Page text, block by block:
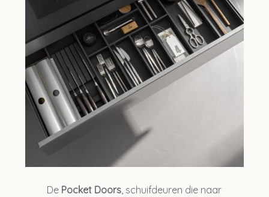
De Pocket Doors, schuifdeuren die naar